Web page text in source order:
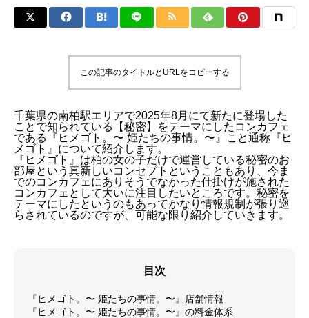
この記事のタイトルとURLをコピーする
千葉県の南柏駅エリアで2025年8月にて新たに登場した
ことで知られている【秘密】をテーマにしたコンカフェ
である『ヒメゴト。〜 姫たちの事情。〜』こと通称『ヒ
メゴト』について紹介します。
『ヒメゴト』は柏の女の子だけで運営している秘密のお
部屋という真新しいコンセプトということもあり、今ま
でのコンカフェにありそうでなかった仕掛けが施された
コンカフェとして大いに注目したいところです。秘密を
テーマにしたというのもあってかなり情報規制が張り巡
らされているのですが、可能な限り紹介していきます。
目次
『ヒメゴト。〜 姫たちの事情。〜』店舗情報
『ヒメゴト。〜 姫たちの事情。〜』の料金体系